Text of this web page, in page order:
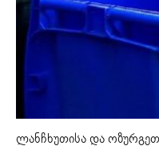
ლანჩხუთისა და